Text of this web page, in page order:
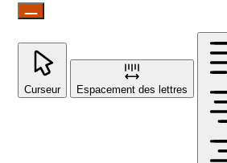
Curseur Espacement des lettres